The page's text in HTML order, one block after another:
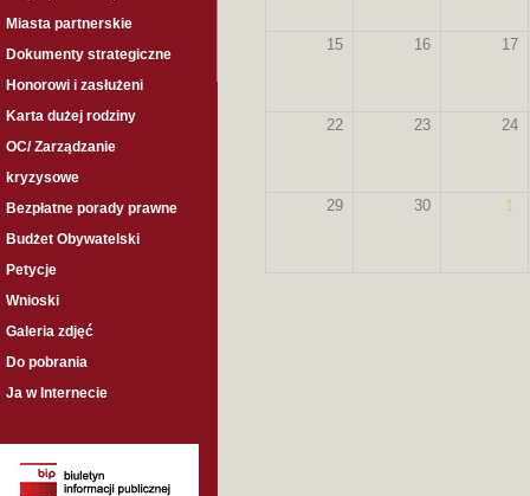
Miasta partnerskie
Dokumenty strategiczne
Honorowi i zasłużeni
Karta dużej rodziny
OC/ Zarządzanie
kryzysowe
Bezpłatne porady prawne
Budżet Obywatelski
Petycje
Wnioski
Galeria zdjęć
Do pobrania
Ja w Internecie
15 16 17
22 23 24
29 30 1